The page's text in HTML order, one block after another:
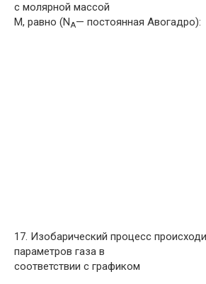
с молярной массой
M, равно (NА— постоянная Авогадро):
17. Изобарический процесс
параметров газа в
соответствии с графиком